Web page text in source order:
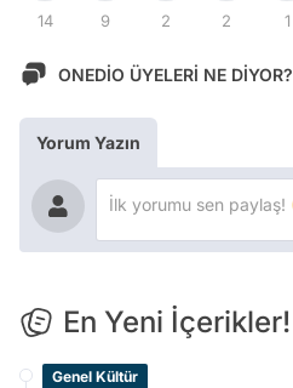
14 9 2 2 1
ONEDİO ÜYELERİ NE DİYOR?
Yorum Yazın
En Yeni İçerikler!
Genel Kültür